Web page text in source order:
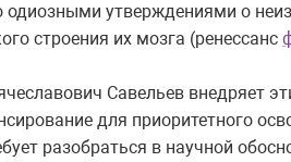
утверждениями о
строения их мозга (ренессанс
Савельев внедряет
для приоритетного
разобраться в научной